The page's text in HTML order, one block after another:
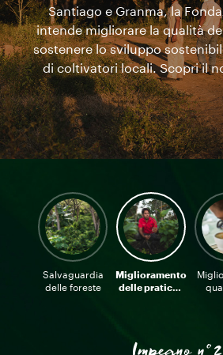
Santiago e Granma, la
intende migliorare la qualità
sostenere lo sviluppo
di coltivatori locali. Scopri il
Salvaguardia
delle foreste
Miglioramento
delle pratiche